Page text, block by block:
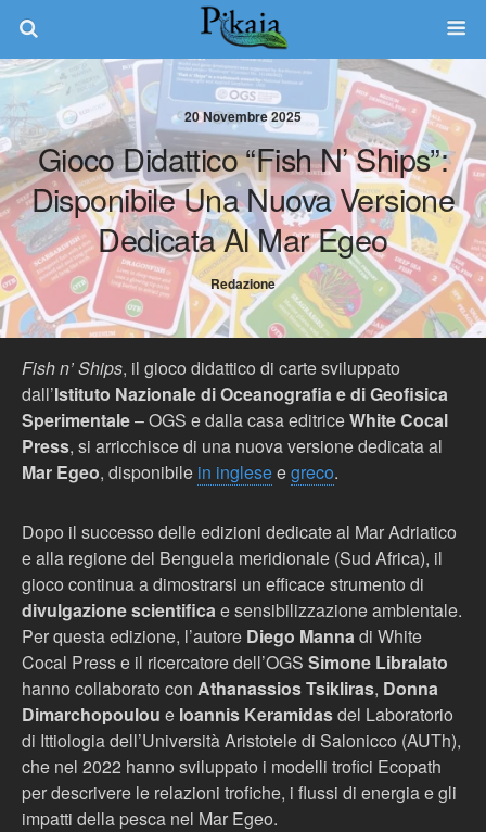
20 Novembre 2025
Gioco Didattico “Fish N’ Ships”:
Disponibile Una Nuova Versione
Dedicata Al Mar Egeo
Redazione
Fish n’ Ships, il gioco didattico di carte sviluppato
dall’Istituto Nazionale di Oceanografia e di Geofisica
Sperimentale– OGS e dalla casa editriceWhite Cocal
Press, si arricchisce di una nuova versione dedicata al
Mar Egeo, disponibile in ingleseegreco.
Dopo il successo delle edizioni dedicate al Mar Adriatico
e alla regione del Benguela meridionale (Sud Africa), il
gioco continua a dimostrarsi un efficace strumento di
divulgazione scientificae sensibilizzazione ambientale.
Per questa edizione, l’autore Diego Mannadi White
Cocal Press e il ricercatore dell’OGS Simone Libralato
hanno collaborato con Athanassios Tsikliras, Donna
Dimarchopoulou e Ioannis Keramidasdel Laboratorio
di Ittiologia dell’Università Aristotele di Salonicco (AUTh),
che nel 2022 hanno sviluppato i modelli trofici Ecopath
per descrivere le relazioni trofiche, i flussi di energia e gli
impatti della pesca nel Mar Egeo.